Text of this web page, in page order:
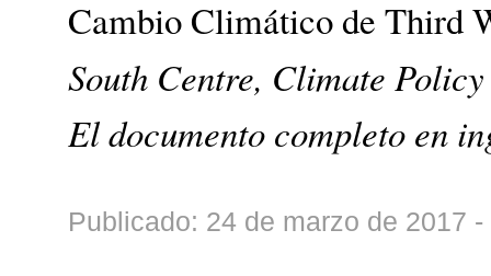
Cambio Climático de Third
South Centre, Climate
El documento completo en
Publicado: 24 de marzo de 2017